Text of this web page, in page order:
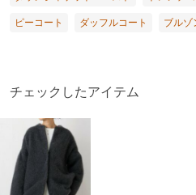
ピーコート ダッフルコート ブルゾ
チェックしたアイテム